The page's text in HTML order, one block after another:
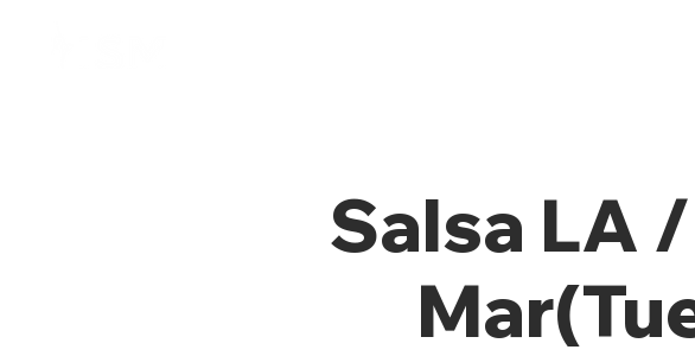
Salsa LA